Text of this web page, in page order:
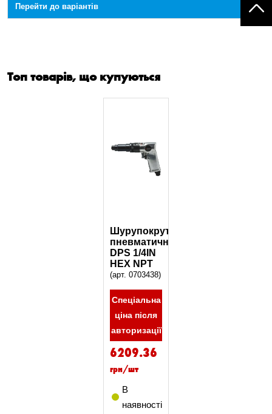
Перейти до варіантів
Топ товарів, що купуються
Шурупокрут
пневматичний
DPS 1/4IN
HEX NPT
(арт. 0703438)
Спеціальна
ціна після
авторизації
6209.36
грн/шт
В
наявності